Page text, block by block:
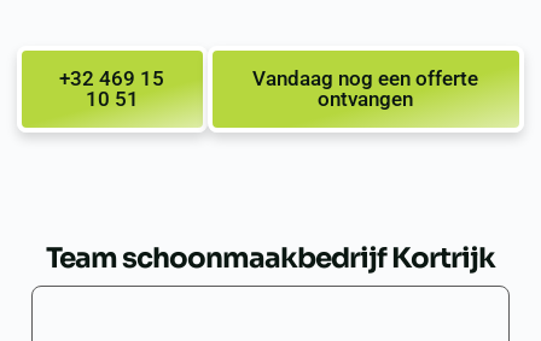
+32 469 15
10 51
Vandaag nog een offerte
ontvangen
Team schoonmaakbedrijf Kortrijk